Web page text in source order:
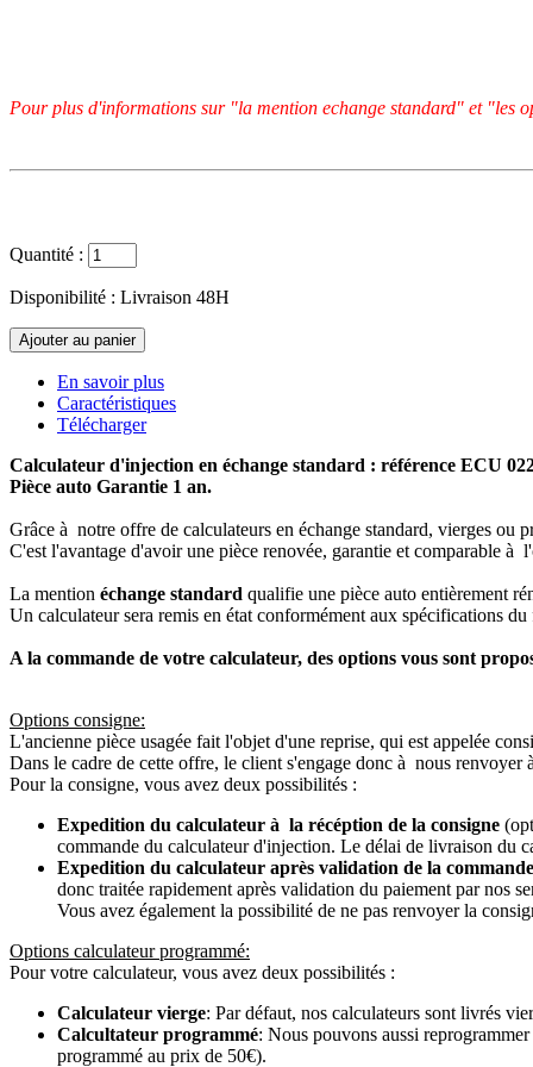
Pour plus d'informations sur "la mention echange standard" et "les
Quantité :
Disponibilité : Livraison 48H
En savoir plus
Caractéristiques
Télécharger
Calculateur d'injection en échange standard : référence ECU
Pièce auto Garantie 1 an.
Grâce à notre offre de calculateurs en échange standard, vierges
C'est l'avantage d'avoir une pièce renovée, garantie et comparable
La mention échange standard qualifie une pièce auto entièrement
Un calculateur sera remis en état conformément aux spécifications
A la commande de votre calculateur, des options vous sont
Options consigne:
L'ancienne pièce usagée fait l'objet d'une reprise, qui est appelée
Dans le cadre de cette offre, le client s'engage donc à nous
Pour la consigne, vous avez deux possibilités :
Expedition du calculateur à la récéption de la consigne
commande du calculateur d'injection. Le délai de livraison du
Expedition du calculateur après validation de la
donc traitée rapidement après validation du paiement par nos
Vous avez également la possibilité de ne pas renvoyer la
Options calculateur programmé:
Pour votre calculateur, vous avez deux possibilités :
Calculateur vierge: Par défaut, nos calculateurs sont livrés
Calcultateur programmé: Nous pouvons aussi
programmé au prix de 50€).